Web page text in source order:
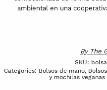
ambiental en una
By The
SKU:
Categories: Bolsos de mano,
y mochilas veganas